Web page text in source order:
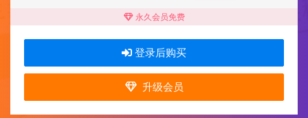
永久会员免费
登录后购买
升级会员